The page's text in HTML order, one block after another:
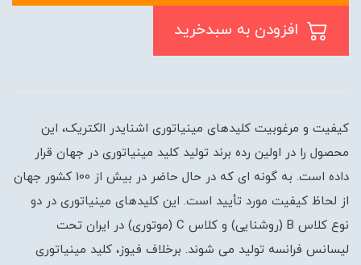
کیفیت و مرغوبیت کلیدهای مینیاتوری اشنایدر الکتریک، این
محصول را در اولین رده برند تولید کلید مینیاتوری در جهان قرار
داده است. به گونه ای که در حال حاضر در بیش از 100 کشور جهان
از لحاظ کیفیت مورد تأیید است. این کلیدهای مینیاتوری در دو
نوع کلاس B (روشنایی) و کلاس C (موتوری) در ایران تحت
لیسانس فرانسه تولید می شوند. برخلاف فیوز، کلید مینیاتوری